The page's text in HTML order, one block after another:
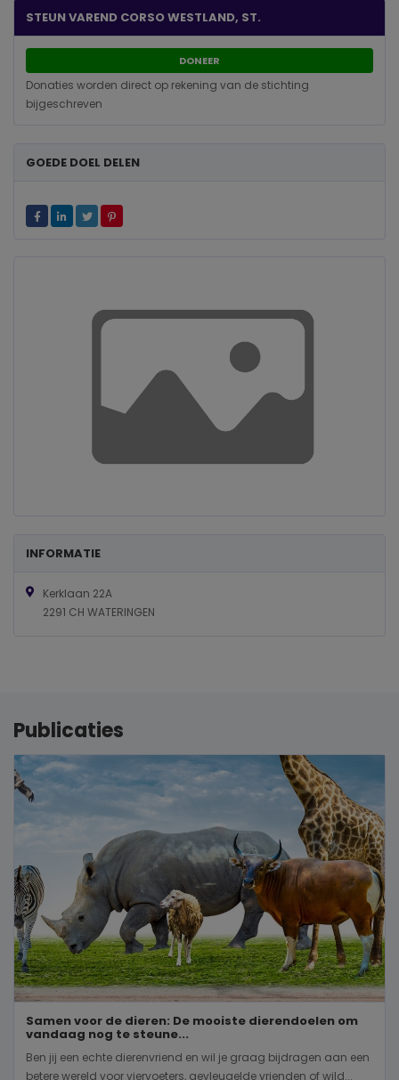
STEUN VAREND CORSO WESTLAND, ST.
DONEER
Donaties worden direct op rekening van de stichting
bijgeschreven
GOEDE DOEL DELEN
INFORMATIE
Kerklaan 22A
2291 CH WATERINGEN
Publicaties
Samen voor de dieren: De mooiste dierendoelen om
vandaag nog te steune...
Ben jij een echte dierenvriend en wil je graag bijdragen aan een
betere wereld voor viervoeters, gevleugelde vrienden of wild...